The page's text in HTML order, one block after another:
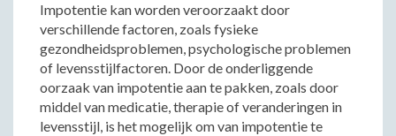
Impotentie kan worden veroorzaakt door
verschillende factoren, zoals fysieke
gezondheidsproblemen, psychologische problemen
of levensstijlfactoren. Door de onderliggende
oorzaak van impotentie aan te pakken, zoals door
middel van medicatie, therapie of veranderingen in
levensstijl, is het mogelijk om van impotentie te